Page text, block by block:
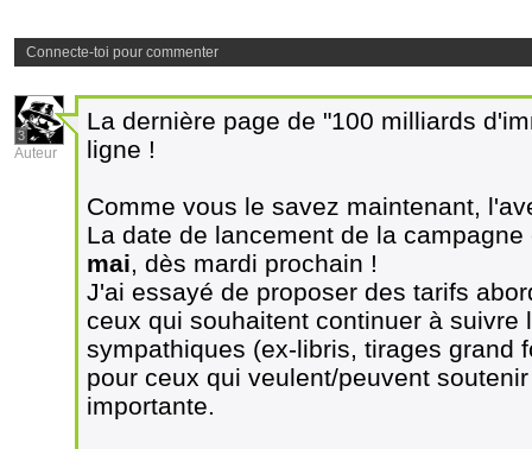
Connecte-toi pour commenter
3
Auteur
La dernière page de "100 milliards
ligne !
Comme vous le savez maintenant,
La date de lancement de la
mai, dès mardi prochain !
J'ai essayé de proposer des tarifs
ceux qui souhaitent continuer à suivre
sympathiques (ex-libris, tirages
pour ceux qui veulent/peuvent
importante.